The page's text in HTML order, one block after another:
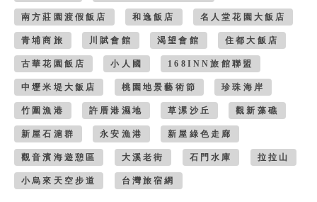
南方莊園渡假飯店 和逸飯店 名人堂花園大飯店
青埔商旅 川賦會館 渴望會館 住都大飯店
古華花園飯店 小人國 168INN旅館聯盟
中壢米堤大飯店 桃園地景藝術節 珍珠海岸
竹圍漁港 許厝港濕地 草漯沙丘 觀新藻礁
新屋石滬群 永安漁港 新屋綠色走廊
觀音濱海遊憩區 大溪老街 石門水庫 拉拉山
小烏來天空步道 台灣旅宿網